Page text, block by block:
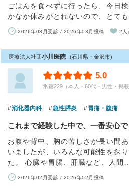
ごはんを食べずに行ったら、今日
かなか休みがとれないので、とて
2026年03月受診 / 2026年03月投稿 2人
医療法人社団小川医院 (石川県・金沢市)
5.0
氷霧229（本人・60代・男性・掲載
消化器内科 急性膵炎 胃痛・腹痛
これまで経験した中で、一番安心で
お腹や背中、胸の苦しさが長い間
いましたが、いろんな可能性を探
た。 心臓や胃腸、肝臓など、人間…
2026年02月受診 / 2026年02月投稿